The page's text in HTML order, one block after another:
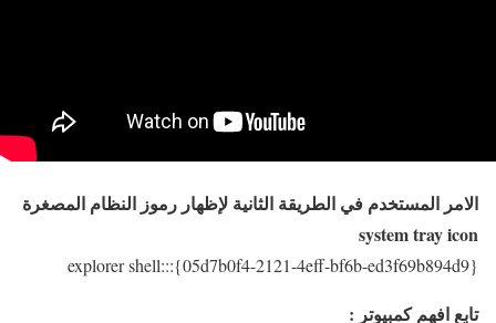
الامر المستخدم في الطريقة الثانية لإظهار رموز النظام المصغرة
system tray icon
explorer shell:::{05d7b0f4-2121-4eff-bf6b-ed3f69b894d9}
تابع افهم كمبيوتر :